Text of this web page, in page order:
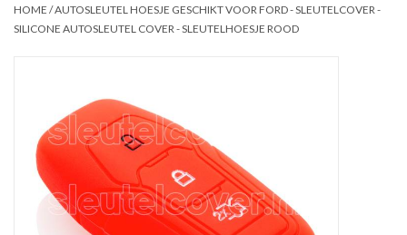
HOME /AUTOSLEUTEL HOESJE GESCHIKT VOOR FORD - SLEUTELCOVER -
SILICONE AUTOSLEUTEL COVER - SLEUTELHOESJE ROOD